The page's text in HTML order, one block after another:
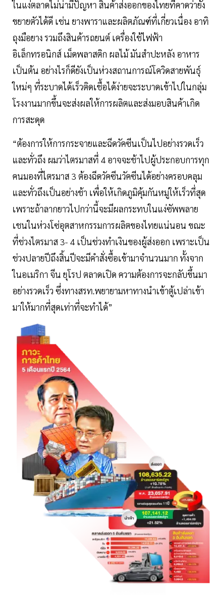
ในแง่ตลาดไม่น่ามีปัญหา สินค้าส่งออกของไทยที่คาดว่ายัง
ขยายตัวได้ดี เช่น ยางพาราและผลิตภัณฑ์ที่เกี่ยวเนื่อง อาทิ
ถุงมือยาง รวมถึงสินค้ารถยนต์ เครื่องใช้ไฟฟ้า
อิเล็กทรอนิกส์ เม็ดพลาสติก ผลไม้ มันสำปะหลัง อาหาร
เป็นต้น อย่างไรก็ดียังเป็นห่วงสถานการณ์โควิดสายพันธุ์
ใหม่ๆ ที่ระบาดได้เร็วติดเชื้อได้ง่ายจะระบาดเข้าไปในกลุ่ม
โรงงานมากขึ้นจะส่งผลให้การผลิตและส่งมอบสินค้าเกิด
การสะดุด
“ต้องการให้การกระจายและฉีดวัคซีนเป็นไปอย่างรวดเร็ว
และทั่วถึง ผมว่าไตรมาสที่ 4 อาจจะช้าไปผู้ประกอบการทุก
คนมองที่ไตรมาส 3 ต้องฉีดวัคซีนวัคซีนได้อย่างครอบคลุม
และทั่วถึงเป็นอย่างช้า เพื่อให้เกิดภูมิคุ้มกันหมู่ให้เร็วที่สุด
เพราะถ้าลากยาวไปกว่านี้จะมีผลกระทบในแง่ซัพพลาย
เชนในห่วงโซ่อุตสาหกรรมการผลิตของไทยแน่นอน ขณะ
ที่ช่วงไตรมาส 3- 4 เป็นช่วงทำเงินของผู้ส่งออก เพราะเป็น
ช่วงปลายปีถึงสิ้นปีจะมีคำสั่งซื้อเข้ามาจำนวนมาก ทั้งจาก
ในอเมริกา จีน ยุโรป ตลาดเปิด ความต้องการจะกลับขึ้นมา
อย่างรวดเร็ว ซึ่งทางสรท.พยายามหาทางนำเข้าตู้เปล่าเข้า
มาให้มากที่สุดเท่าที่จะทำได้”